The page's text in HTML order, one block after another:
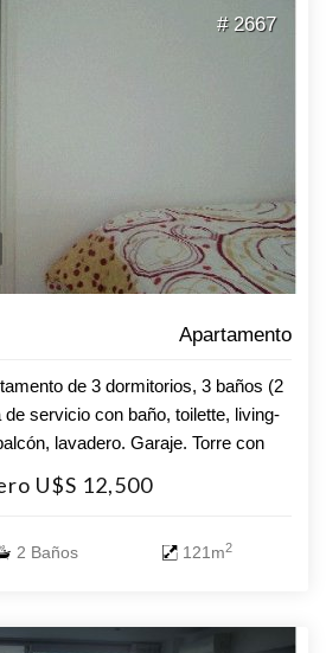
# 2667
Apartamento
de 3 dormitorios, 3 baños (2
servicio con baño, toilette, living-
lavadero. Garaje. Torre con
Consulte!!!
U$S 12,500
2 Baños 121m2